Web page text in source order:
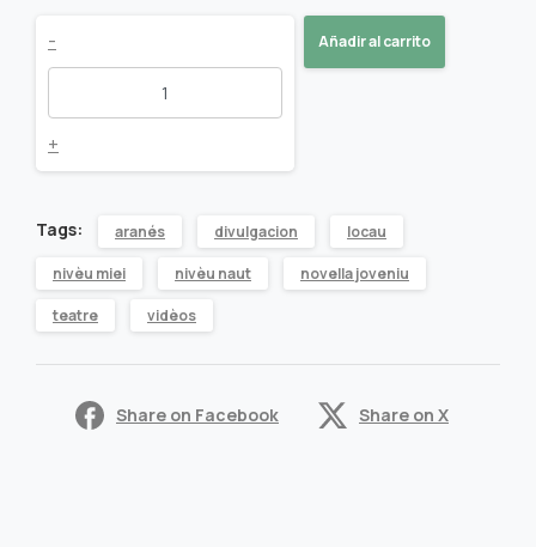
Endonvieta
Èm
qu'èm
quantity
-
+
Añadir al carrito
Tags: aranés divulgacion locau
nivèu miei nivèu naut novella joveniu
teatre vidèos
Share on Facebook Share on X